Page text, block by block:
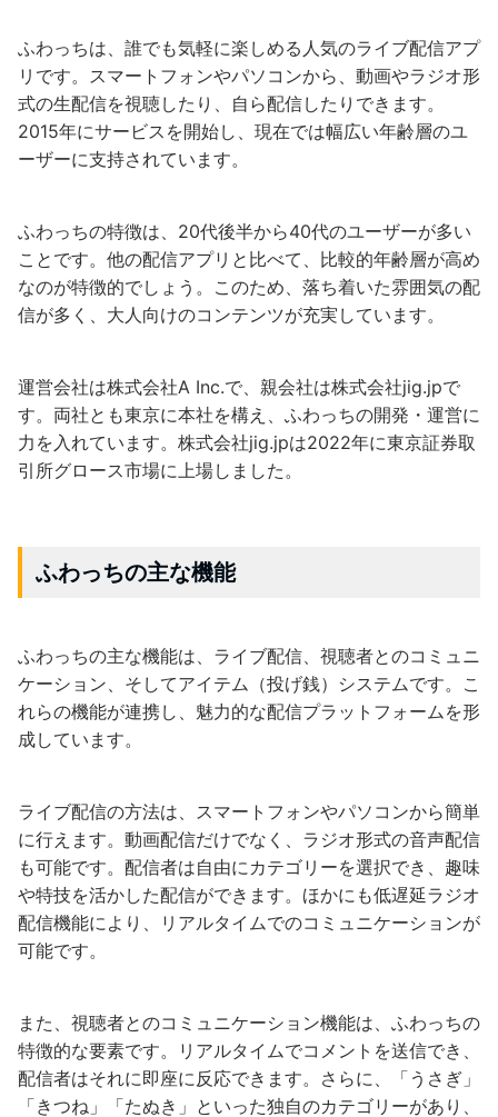
ふわっちは、誰でも気軽に楽しめる人気のライブ配信アプ
リです。スマートフォンやパソコンから、動画やラジオ形
式の生配信を視聴したり、自ら配信したりできます。
2015年にサービスを開始し、現在では幅広い年齢層のユ
ーザーに支持されています。
ふわっちの特徴は、20代後半から40代のユーザーが多い
ことです。他の配信アプリと比べて、比較的年齢層が高め
なのが特徴的でしょう。このため、落ち着いた雰囲気の配
信が多く、大人向けのコンテンツが充実しています。
運営会社は株式会社A Inc.で、親会社は株式会社jig.jpで
す。両社とも東京に本社を構え、ふわっちの開発・運営に
力を入れています。株式会社jig.jpは2022年に東京証券取
引所グロース市場に上場しました。
ふわっちの主な機能
ふわっちの主な機能は、ライブ配信、視聴者とのコミュニ
ケーション、そしてアイテム（投げ銭）システムです。こ
れらの機能が連携し、魅力的な配信プラットフォームを形
成しています。
ライブ配信の方法は、スマートフォンやパソコンから簡単
に行えます。動画配信だけでなく、ラジオ形式の音声配信
も可能です。配信者は自由にカテゴリーを選択でき、趣味
や特技を活かした配信ができます。ほかにも低遅延ラジオ
配信機能により、リアルタイムでのコミュニケーションが
可能です。
また、視聴者とのコミュニケーション機能は、ふわっちの
特徴的な要素です。リアルタイムでコメントを送信でき、
配信者はそれに即座に反応できます。さらに、「うさぎ」
「きつね」「たぬき」といった独自のカテゴリーがあり、